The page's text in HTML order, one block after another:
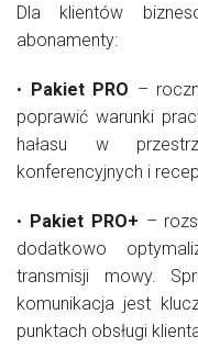
Dla klientów
abonamenty:
• Pakiet PRO –
poprawić warunki
hałasu w
konferencyjnych i
• Pakiet PRO+ –
dodatkowo
transmisji mowy.
komunikacja jest
punktach obsługi